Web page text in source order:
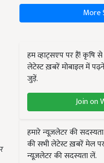
More
हम व्हाट्सएप पर हैं! कृषि
लेटेस्ट ख़बरें मोबाइल में
जुड़ें.
Join on
हमारे न्यूज़लेटर की
की सभी लेटेस्ट ख़बरें मेल
न्यूज़लेटर की सदस्यता लें.